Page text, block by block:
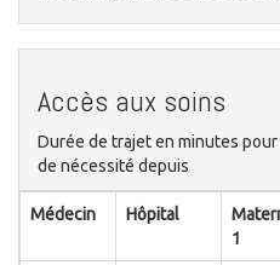
Accès aux soins
Durée de trajet en minutes
de nécessité depuis
Médecin Hôpital
1